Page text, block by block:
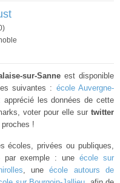
sur-Sanneest disponible
suivantes : école Auvergne-
les données de cette
voter pour elle sur twitter
!
écoles, privées ou publiques,
par exemple : uneécole sur
, uneécole autours de